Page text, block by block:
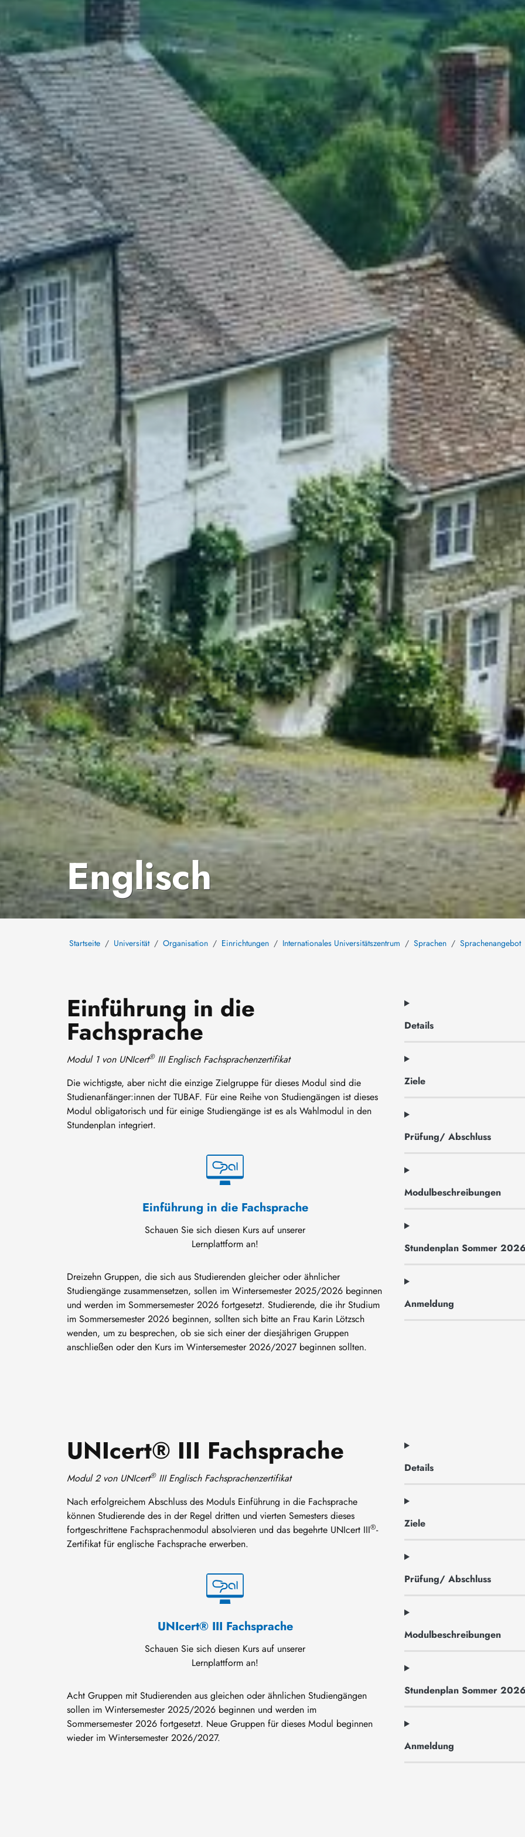
Englisch
Startseite Universität Organisation Einrichtungen Internationales Universitätszentrum Sprachen Sprachenangebot
Einführung in die
Fachsprache
Modul 1 von UNIcert®III Englisch Fachsprachenzertifikat
Die wichtigste, aber nicht die einzige Zielgruppe für dieses Modul sind die
Studienanfänger:innen der TUBAF. Für eine Reihe von Studiengängen ist dieses
Modul obligatorisch und für einige Studiengänge ist es als Wahlmodul in den
Stundenplan integriert.
Einführung in die Fachsprache
Schauen Sie sich diesen Kurs auf unserer
Lernplattform an!
Dreizehn Gruppen, die sich aus Studierenden gleicher oder ähnlicher
Studiengänge zusammensetzen, sollen im Wintersemester 2025/2026 beginnen
und werden im Sommersemester 2026 fortgesetzt. Studierende, die ihr Studium
im Sommersemester 2026 beginnen, sollten sich bitte an Frau Karin Lötzsch
wenden, um zu besprechen, ob sie sich einer der diesjährigen Gruppen
anschließen oder den Kurs im Wintersemester 2026/2027 beginnen sollten.
Details
Ziele
Prüfung/ Abschluss
Modulbeschreibungen
Stundenplan Sommer
Anmeldung
UNIcert® III Fachsprache
Modul 2 von UNIcert®III Englisch Fachsprachenzertifikat
Nach erfolgreichem Abschluss des Moduls Einführung in die Fachsprache
können Studierende des in der Regel dritten und vierten Semesters dieses
fortgeschrittene Fachsprachenmodul absolvieren und das begehrte UNIcert III®-
Zertifikat für englische Fachsprache erwerben.
UNIcert® III Fachsprache
Schauen Sie sich diesen Kurs auf unserer
Lernplattform an!
Acht Gruppen mit Studierenden aus gleichen oder ähnlichen Studiengängen
sollen im Wintersemester 2025/2026 beginnen und werden im
Sommersemester 2026 fortgesetzt. Neue Gruppen für dieses Modul beginnen
wieder im Wintersemester 2026/2027.
Details
Ziele
Prüfung/ Abschluss
Modulbeschreibungen
Stundenplan Sommer
Anmeldung